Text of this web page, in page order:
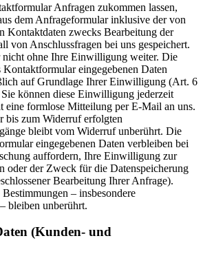
Anfragen zukommen lassen,
dem Anfrageformular inklusive der von
Kontaktdaten zwecks Bearbeitung der
von Anschlussfragen bei uns gespeichert.
nicht ohne Ihre Einwilligung weiter. Die
Kontaktformular eingegebenen Daten
auf Grundlage Ihrer Einwilligung (Art. 6
können diese Einwilligung jederzeit
eine formlose Mitteilung per E‐Mail an uns.
bis zum Widerruf erfolgten
bleibt vom Widerruf unberührt. Die
eingegebenen Daten verbleiben bei
auffordern, Ihre Einwilligung zur
oder der Zweck für die Datenspeicherung
Bearbeitung Ihrer Anfrage).
– insbesondere
bleiben unberührt.
(Kunden‐ und